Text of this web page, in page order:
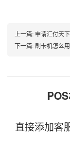
上一篇: 申请汇付天
下一篇:刷卡机怎么
直接添加客